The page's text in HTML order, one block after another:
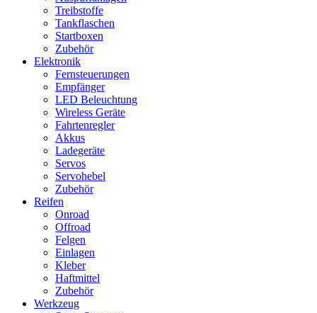
Treibstoffe
Tankflaschen
Startboxen
Zubehör
Elektronik
Fernsteuerungen
Empfänger
LED Beleuchtung
Wireless Geräte
Fahrtenregler
Akkus
Ladegeräte
Servos
Servohebel
Zubehör
Reifen
Onroad
Offroad
Felgen
Einlagen
Kleber
Haftmittel
Zubehör
Werkzeug